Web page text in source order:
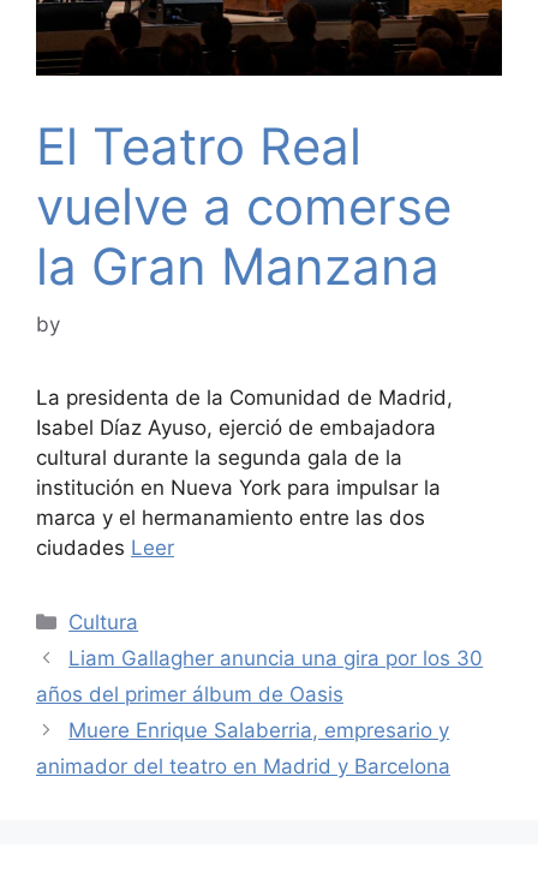
El Teatro Real
vuelve a comerse
la Gran Manzana
by
La presidenta de la Comunidad de Madrid,
Isabel Díaz Ayuso, ejerció de embajadora
cultural durante la segunda gala de la
institución en Nueva York para impulsar la
marca y el hermanamiento entre las dos
ciudades Leer
Categories
Cultura
Liam Gallagher anuncia una gira por los 30
años del primer álbum de Oasis
Muere Enrique Salaberria, empresario y
animador del teatro en Madrid y Barcelona